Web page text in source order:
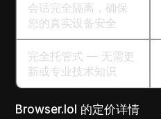
会话完全隔离，确保
您的真实设备安全
完全托管式 — 无需更
新或专业技术知识
Browser.lol 的定价详情